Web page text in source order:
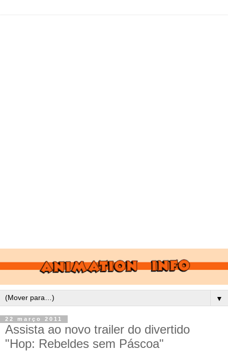
▼
22 março 2011
Assista ao novo trailer do divertido
"Hop: Rebeldes sem Páscoa"